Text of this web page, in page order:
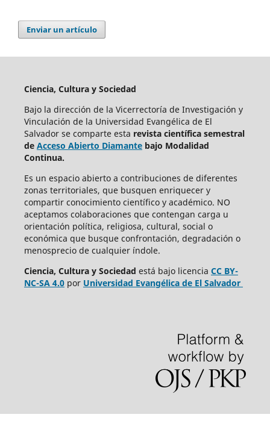
Enviar un artículo
Ciencia, Cultura y Sociedad
Bajo la dirección de la Vicerrectoría de Investigación y
Vinculación de la Universidad Evangélica de El
Salvador se comparte esta revista científica semestral
de Acceso Abierto Diamantebajo Modalidad
Continua.
Es un espacio abierto a contribuciones de diferentes
zonas territoriales, que busquen enriquecer y
compartir conocimiento científico y académico. NO
aceptamos colaboraciones que contengan carga u
orientación política, religiosa, cultural, social o
económica que busque confrontación, degradación o
menosprecio de cualquier índole.
Ciencia, Cultura y Sociedad está bajo licencia CC BY-
NC-SA 4.0por Universidad Evangélica de El Salvador